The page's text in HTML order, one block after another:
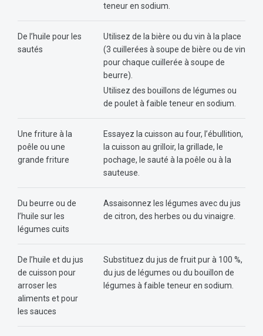
teneur en sodium.
De l’huile pour les
sautés
Utilisez de la bière ou du vin à la place
(3 cuillerées à soupe de bière ou de vin
pour chaque cuillerée à soupe de
beurre).
Utilisez des bouillons de légumes ou
de poulet à faible teneur en sodium.
Une friture à la
poêle ou une
grande friture
Essayez la cuisson au four, l’ébullition,
la cuisson au grilloir, la grillade, le
pochage, le sauté à la poêle ou à la
sauteuse.
Du beurre ou de
l’huile sur les
légumes cuits
Assaisonnez les légumes avec du jus
de citron, des herbes ou du vinaigre.
De l’huile et du jus
de cuisson pour
arroser les
aliments et pour
les sauces
Substituez du jus de fruit pur à 100 %,
du jus de légumes ou du bouillon de
légumes à faible teneur en sodium.